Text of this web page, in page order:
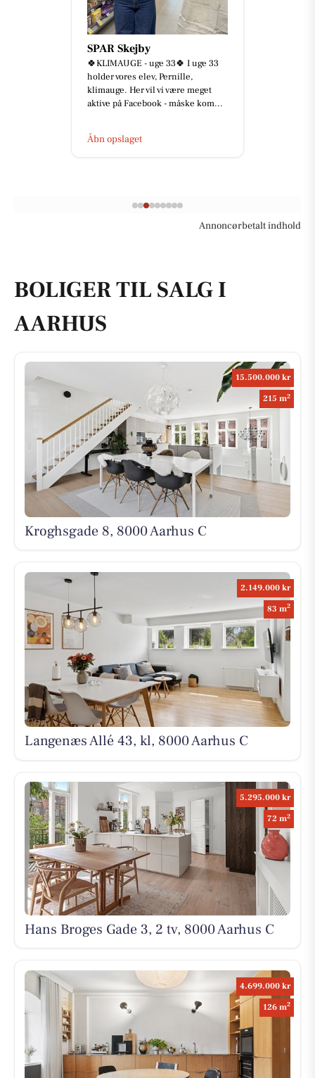
SPAR Skejby
🍀KLIMAUGE - uge 33🍀 I uge 33
holder vores elev, Pernille,
klimauge. Her vil vi være meget
aktive på Facebook - måske kom...
Åbn opslaget
Annoncørbetalt indhold
BOLIGER TIL SALG I
AARHUS
15.500.000 kr
215 m2
Kroghsgade 8, 8000 Aarhus C
2.149.000 kr
83 m2
Langenæs Allé 43, kl, 8000 Aarhus C
5.295.000 kr
72 m2
Hans Broges Gade 3, 2 tv, 8000 Aarhus C
4.699.000 kr
126 m2